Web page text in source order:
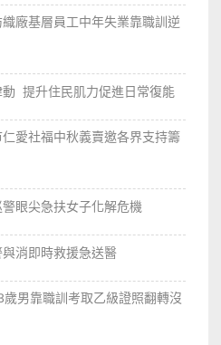
廠基層員工中年失業靠職訓逆
提升住民肌力促進日常復能
愛社福中秋義賣邀各界支持籌
眼尖急扶女子化解危機
消即時救援急送醫
男靠職訓考取乙級證照翻轉沒